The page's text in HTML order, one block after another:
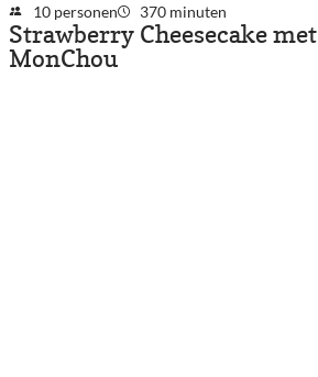
10 personen 370 minuten
Strawberry Cheesecake met
MonChou